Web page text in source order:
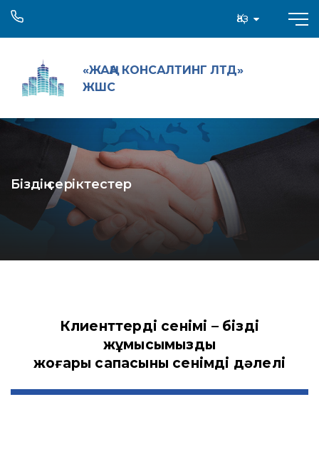
«ЖАҢА КОНСАЛТИНГ ЛТД»
ЖШС
Қаз
Біздің серіктестер
Клиенттердің сенімі – біздің
жұмысымыздың
жоғары сапасының сенімді дәлелі